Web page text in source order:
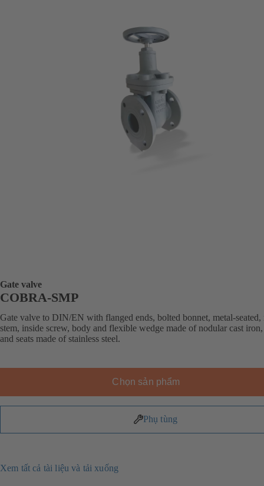
Gate valve
COBRA-SMP
Gate valve to DIN/EN with flanged ends, bolted bonnet, metal-seated,
stem, inside screw, body and flexible wedge made of nodular cast iron,
and seats made of stainless steel.
Chọn sản phẩm
Phụ tùng
Xem tất cả tài liệu và tải xuống